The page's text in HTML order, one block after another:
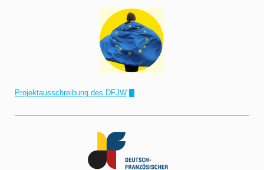
Projektausschreibung des DFJW